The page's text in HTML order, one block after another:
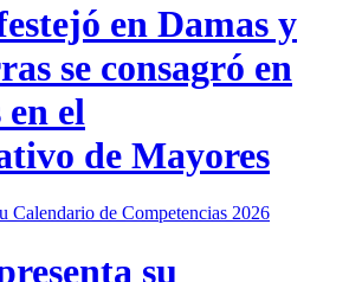
en Damas y
se consagró en
el
de Mayores
su